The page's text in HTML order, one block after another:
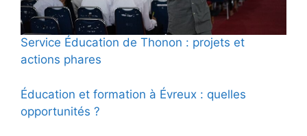
Service Éducation de Thonon : projets et
actions phares
Éducation et formation à Évreux : quelles
opportunités ?